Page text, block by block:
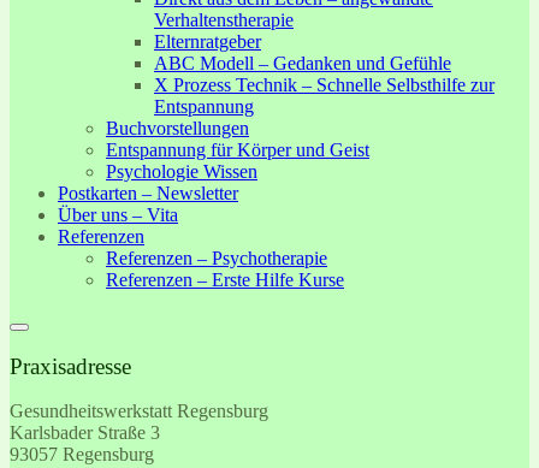
Verhaltenstherapie
Elternratgeber
ABC Modell – Gedanken und Gefühle
X Prozess Technik – Schnelle Selbsthilfe zur
Entspannung
Buchvorstellungen
Entspannung für Körper und Geist
Psychologie Wissen
Postkarten – Newsletter
Über uns – Vita
Referenzen
Referenzen – Psychotherapie
Referenzen – Erste Hilfe Kurse
Praxisadresse
Gesundheitswerkstatt Regensburg
Karlsbader Straße 3
93057 Regensburg